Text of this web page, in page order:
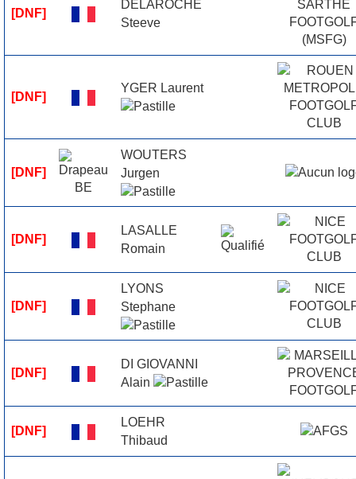
[DNF]
DELAROCHE
Steeve
[DNF]
YGER Laurent
[DNF]
WOUTERS
Jurgen
[DNF]
LASALLE
Romain
[DNF]
LYONS
Stephane
[DNF]
DI GIOVANNI
Alain
[DNF]
LOEHR
Thibaud